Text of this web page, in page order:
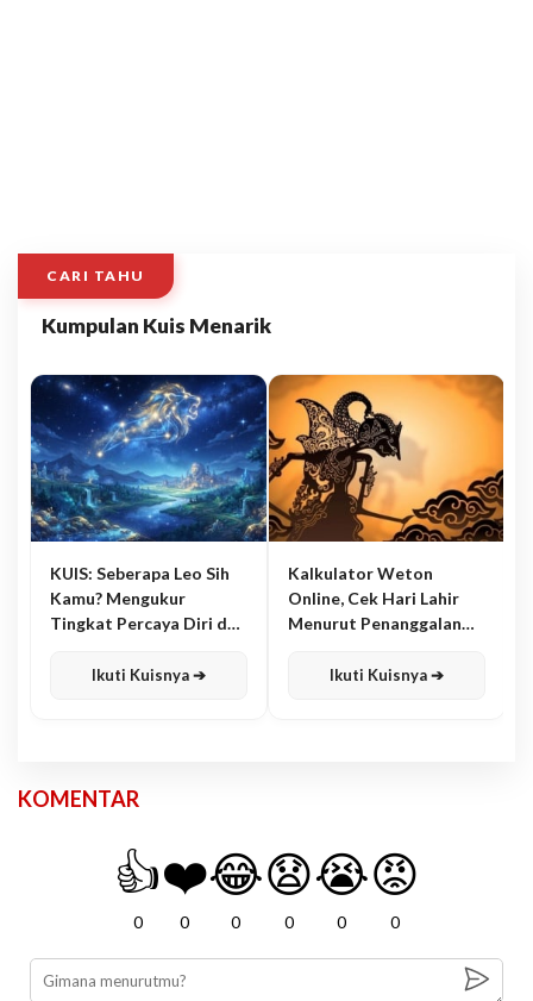
CARI TAHU
Kumpulan Kuis Menarik
KUIS: Seberapa Leo Sih
Kamu? Mengukur
Tingkat Percaya Diri dan
Ikuti Kuisnya ➔
Kalkulator Weton
Online, Cek Hari Lahir
Menurut Penanggalan
Ikuti Kuisnya ➔
KOMENTAR
👍
0
❤️
0
😂
0
😧
0
😭
0
😡
0